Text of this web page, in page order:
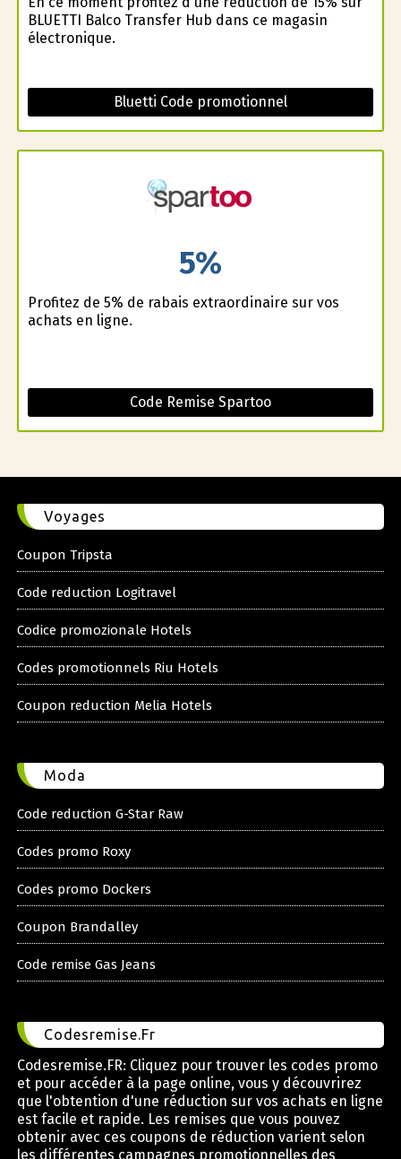
BLUETTI Balco Transfer Hub dans ce magasin
électronique.
Bluetti Code promotionnel
5%
Profitez de 5% de rabais extraordinaire sur vos
achats en ligne.
Code Remise Spartoo
Voyages
Coupon Tripsta
Code reduction Logitravel
Codice promozionale Hotels
Codes promotionnels Riu Hotels
Coupon reduction Melia Hotels
Moda
Code reduction G-Star Raw
Codes promo Roxy
Codes promo Dockers
Coupon Brandalley
Code remise Gas Jeans
Codesremise.Fr
Codesremise.FR: Cliquez pour trouver les codes promo
et pour accéder à la page online, vous y découvrirez
que l'obtention d'une réduction sur vos achats en ligne
est facile et rapide. Les remises que vous pouvez
obtenir avec ces coupons de réduction varient selon
les différentes campagnes promotionnelles des